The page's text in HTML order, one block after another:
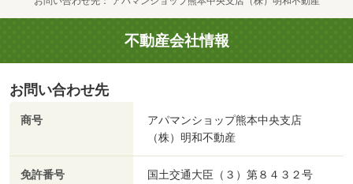
不動産会社情報
お問い合わせ先
商号
アパマンショップ熊本中央支店
（株）明和不動産
免許番号 国土交通大臣（３）第８４３２号